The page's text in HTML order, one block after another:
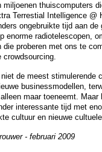
miljoenen thuiscomputers
Terrestial Intelligence @
ongebruikte tijd aan
enorme radiotelescopen,
proberen met ons te
crowdsourcing.
de meest stimulerende
businessmodellen,
maar toeneemt.
interessante tijd met
cultuur en nieuwe
- februari 2009